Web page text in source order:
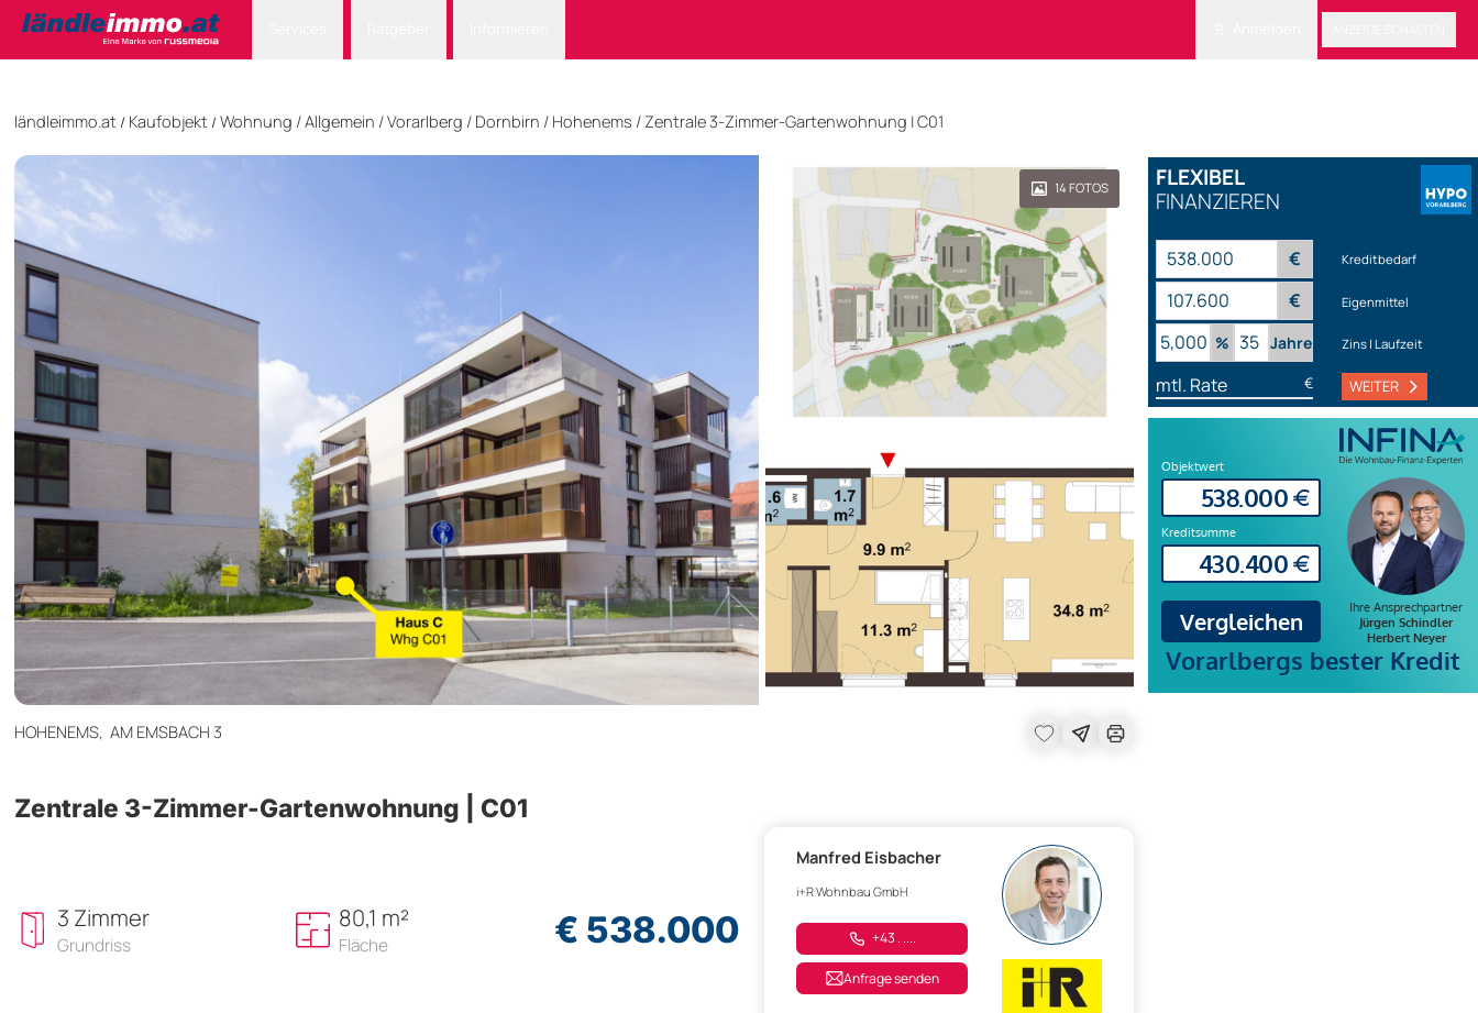
FLEXIBEL
FINANZIEREN
€ Kreditbedarf
€ Eigenmittel
% Jahre Zins | Laufzeit
mtl. Rate € WEITER
ländleimmo.at / Kaufobjekt / Wohnung /Allgemein /Vorarlberg / Dornbirn / Hohenems /Zentrale 3-Zimmer-Gartenwohnung | C01
14FOTOS
HOHENEMS, AM EMSBACH 3
Zentrale 3-Zimmer-Gartenwohnung | C01
3 Zimmer
Grundriss
80,1 m²
Fläche € 538.000
Manfred Eisbacher
i+R Wohnbau GmbH
+43 . ....
Anfrage senden